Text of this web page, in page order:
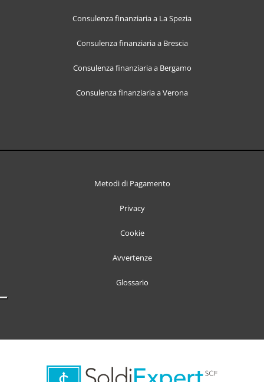
Consulenza finanziaria a La Spezia
Consulenza finanziaria a Brescia
Consulenza finanziaria a Bergamo
Consulenza finanziaria a Verona
Metodi di Pagamento
Privacy
Cookie
Avvertenze
Glossario